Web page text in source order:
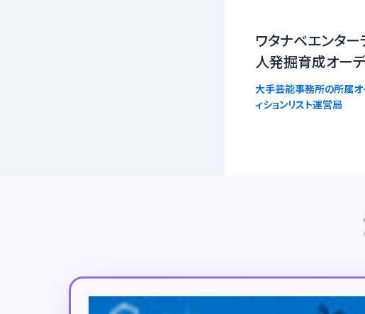
ワタナベエンター
人発掘育成オーデ
大手芸能事務所の所属オ
ィションリスト運営局